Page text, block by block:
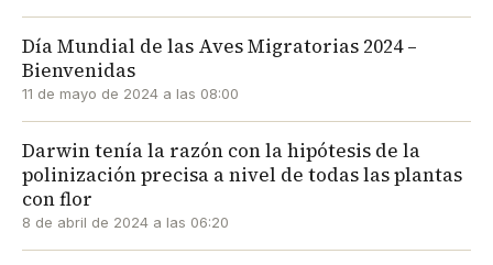
Día Mundial de las Aves Migratorias 2024 –
Bienvenidas
11 de mayo de 2024 a las 08:00
Darwin tenía la razón con la hipótesis de la
polinización precisa a nivel de todas las plantas
con flor
8 de abril de 2024 a las 06:20